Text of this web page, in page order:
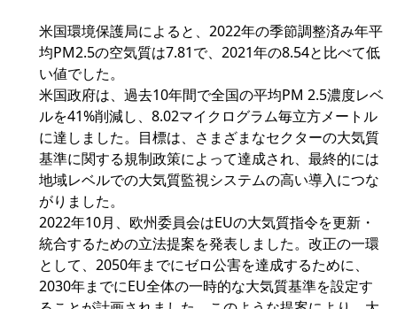
米国環境保護局によると、2022年の季節調整済み年平
均PM2.5の空気質は7.81で、2021年の8.54と比べて低
い値でした。
米国政府は、過去10年間で全国の平均PM 2.5濃度レベ
ルを41%削減し、8.02マイクログラム毎立方メートル
に達しました。目標は、さまざまなセクターの大気質
基準に関する規制政策によって達成され、最終的には
地域レベルでの大気質監視システムの高い導入につな
がりました。
2022年10月、欧州委員会はEUの大気質指令を更新・
統合するための立法提案を発表しました。改正の一環
として、2050年までにゼロ公害を達成するために、
2030年までにEU全体の一時的な大気質基準を設定す